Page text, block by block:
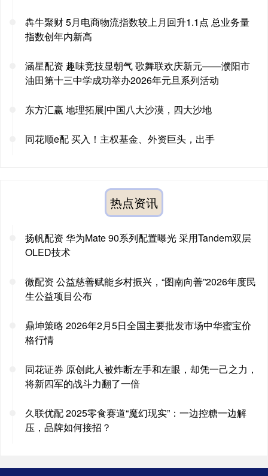
犇牛聚财 5月电商物流指数较上月回升1.1点 总业务量
指数创年内新高
涵星配资 趣味竞技显朝气 歌舞联欢庆新元——濮阳市
油田第十三中学成功举办2026年元旦系列活动
东方汇赢 地理拓展|中国八大沙漠，四大沙地
同花顺e配 买入！主权基金、外资巨头，出手
热点资讯
扬帆配资 华为Mate 90系列配置曝光 采用Tandem双层
OLED技术
微配资 公益慈善赋能乡村振兴，“图南向善”2026年度民
生公益项目公布
鼎坤策略 2026年2月5日全国主要批发市场中华蜜宝价
格行情
同花证券 原创此人被炸断左手和左眼，却凭一己之力，
将新四军的战斗力翻了一倍
久联优配 2025零食赛道“魔幻现实”：一边控糖一边解
压，品牌如何接招？